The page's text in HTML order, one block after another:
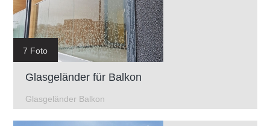
7 Foto
Glasgeländer für Balkon
Glasgeländer Balkon